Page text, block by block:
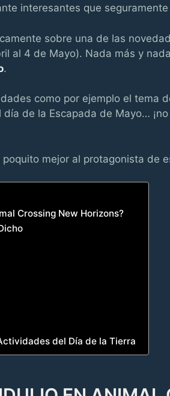
interesantes que
sobre una de las
al 4 de Mayo). Nada más y
.
como por ejemplo el tema
día de la Escapada de Mayo…
poquito mejor al protagonista de
Crossing New Horizons?
del Día de la Tierra